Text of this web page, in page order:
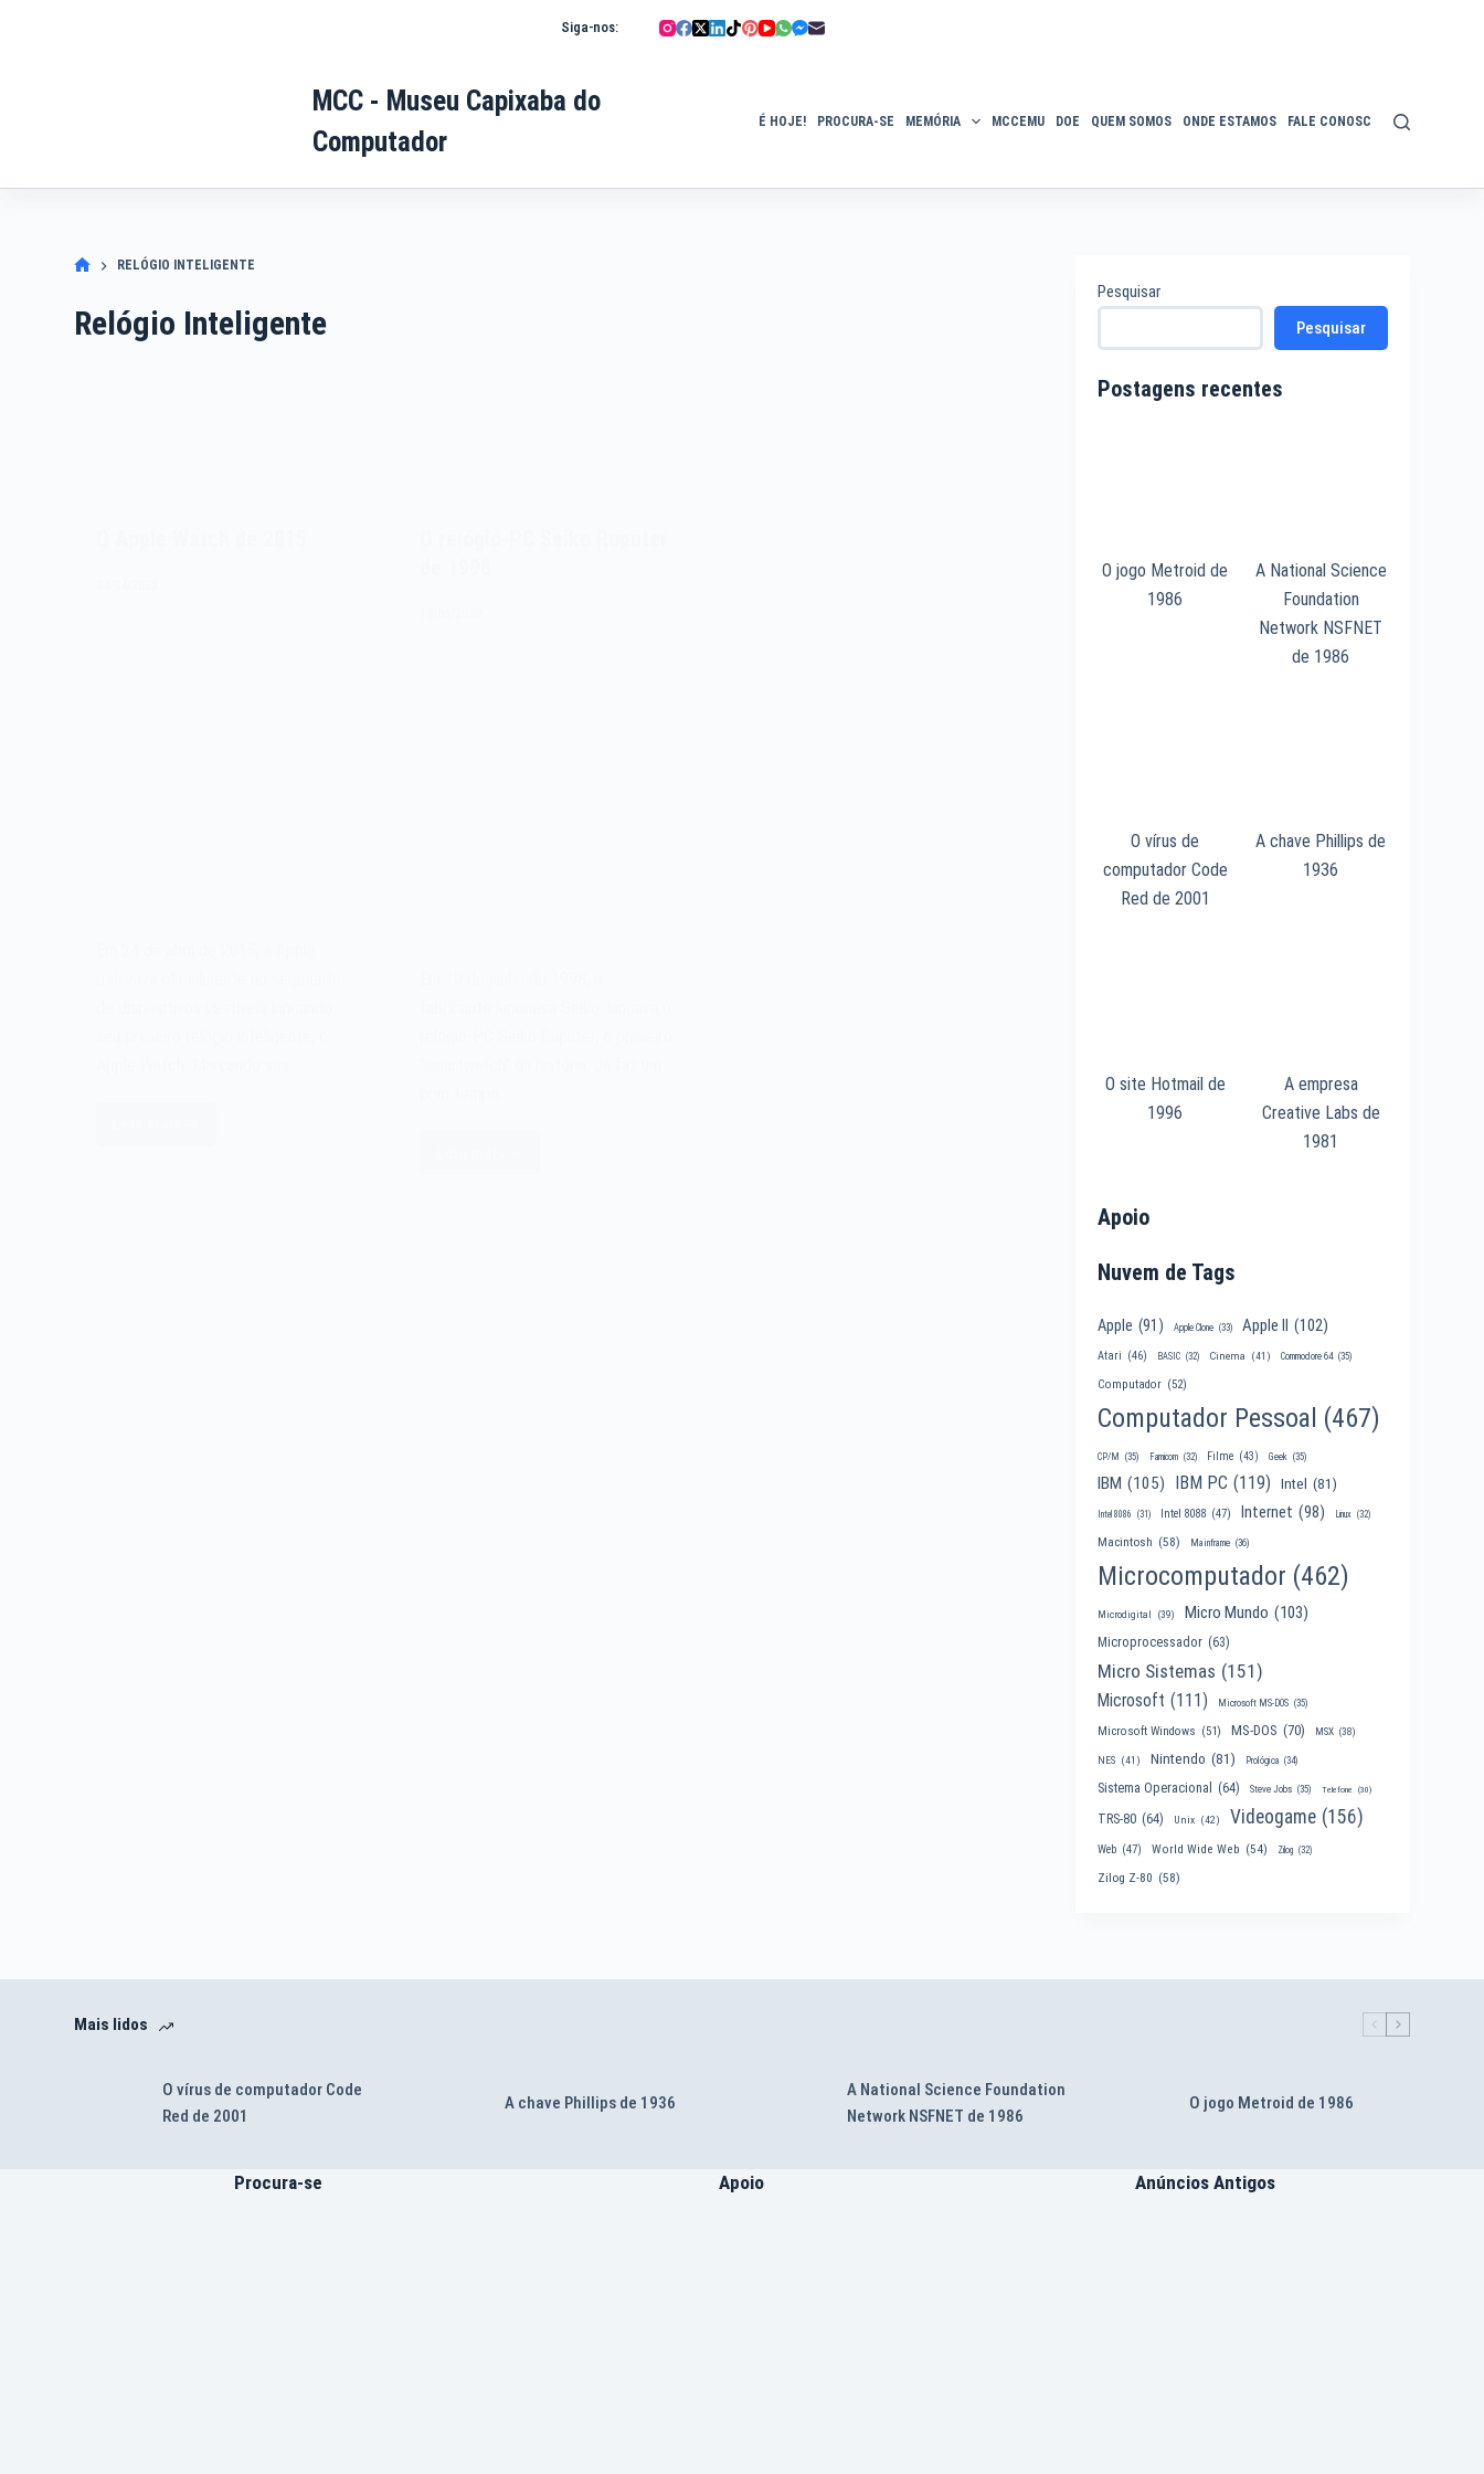
Siga-nos:
MCC - Museu Capixaba do
Computador
É HOJE! PROCURA-SE MEMÓRIA MCCEMU DOE QUEM SOMOS ONDE ESTAMOS FALE CONOSCO POLÍTICA DE
RELÓGIO INTELIGENTE
Relógio Inteligente
Pesquisar
Pesquisar
Postagens recentes
O jogo Metroid de
1986
A National Science
Foundation
Network NSFNET
de 1986
O vírus de
computador Code
Red de 2001
A chave Phillips de
1936
O site Hotmail de
1996
A empresa
Creative Labs de
1981
Apoio
Nuvem de Tags
Apple (91) Apple Clone (33) Apple II (102)
Atari (46) BASIC (32) Cinema (41) Commodore 64 (35)
Computador (52)
Computador Pessoal (467)
CP/M (35) Famicom (32) Filme (43) Geek (35)
IBM (105) IBM PC (119) Intel (81)
Intel 8086 (31) Intel 8088 (47) Internet (98) Linux (32)
Macintosh (58) Mainframe (36)
Microcomputador (462)
Microdigital (39) Micro Mundo (103)
Microprocessador (63)
Micro Sistemas (151)
Microsoft (111) Microsoft MS-DOS (35)
Microsoft Windows (51) MS-DOS (70) MSX (38)
NES (41) Nintendo (81) Prológica (34)
Sistema Operacional (64) Steve Jobs (35) Telefone (30)
TRS-80 (64) Unix (42) Videogame (156)
Web (47) World Wide Web (54) Zilog (32)
Zilog Z-80 (58)
Mais lidos
O vírus de computador Code
Red de 2001
A chave Phillips de 1936
A National Science Foundation
Network NSFNET de 1986
O jogo Metroid de 1986
Procura-se Apoio Anúncios Antigos